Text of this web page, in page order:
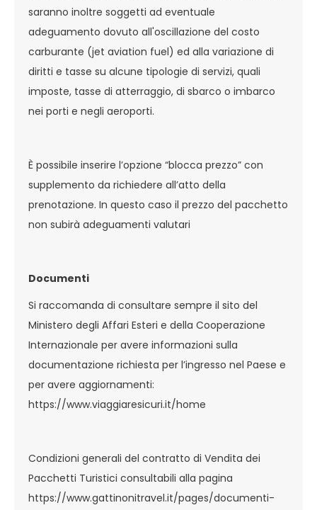
saranno inoltre soggetti ad eventuale
adeguamento dovuto all'oscillazione del costo
carburante (jet aviation fuel) ed alla variazione di
diritti e tasse su alcune tipologie di servizi, quali
imposte, tasse di atterraggio, di sbarco o imbarco
nei porti e negli aeroporti.
È possibile inserire l’opzione “blocca prezzo” con
supplemento da richiedere all’atto della
prenotazione. In questo caso il prezzo del pacchetto
non subirà adeguamenti valutari
Documenti
Si raccomanda di consultare sempre il sito del
Ministero degli Affari Esteri e della Cooperazione
Internazionale per avere informazioni sulla
documentazione richiesta per l’ingresso nel Paese e
per avere aggiornamenti:
https://www.viaggiaresicuri.it/home
Condizioni generali del contratto di Vendita dei
Pacchetti Turistici consultabili alla pagina
https://www.gattinonitravel.it/pages/documenti-